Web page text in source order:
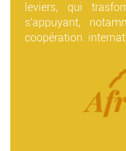
leviers, qui
s'appuyant,
coopération